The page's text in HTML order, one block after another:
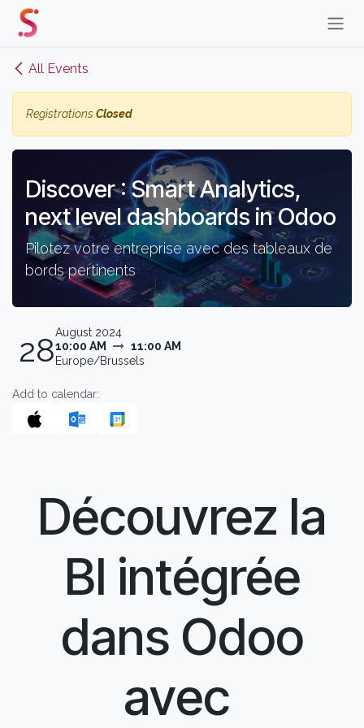
Skip to Content
All Events
Registrations Closed
Discover : Smart Analytics,
next level dashboards in Odoo
Pilotez votre entreprise avec des tableaux de
bords pertinents
28August 2024
10:00 AM
11:00 AM
Europe/Brussels
Add to calendar:
Découvrez la
BI intégrée
dans Odoo
avec